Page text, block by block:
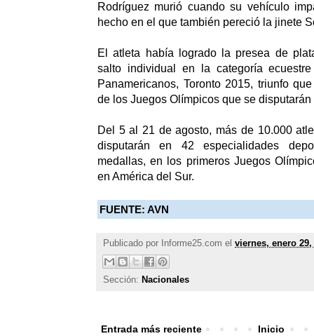
Rodríguez murió cuando su vehículo
hecho en el que también pereció la jinete
El atleta había logrado la presea de
salto individual en la categoría
Panamericanos, Toronto 2015, triunfo
de los Juegos Olímpicos que se
Del 5 al 21 de agosto, más de 10.000
disputarán en 42 especialidades
medallas, en los primeros Juegos
en América del Sur.
FUENTE: AVN
Publicado por Informe25.com el viernes, enero 29,
Sección: Nacionales
Entrada más reciente Inicio